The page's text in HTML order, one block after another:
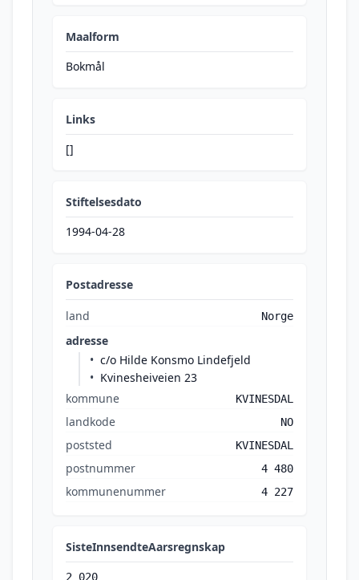
Maalform
Bokmål
Links
[]
Stiftelsesdato
1994-04-28
Postadresse
land Norge
adresse
c/o Hilde Konsmo Lindefjeld
Kvinesheiveien 23
kommune
KVINESDAL
landkode NO
poststed KVINESDAL
postnummer 4 480
kommunenummer 4 227
SisteInnsendteAarsregnskap
2 020